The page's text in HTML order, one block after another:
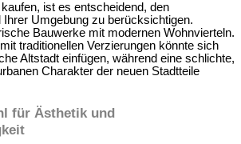
ist es entscheidend, den
Umgebung zu berücksichtigen.
Bauwerke mit modernen Wohnvierteln.
traditionellen Verzierungen könnte sich
Altstadt einfügen, während eine schlichte,
Charakter der neuen Stadtteile
für Ästhetik und